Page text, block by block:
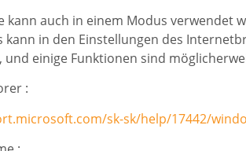
kann auch in einem Modus verwendet
kann in den Einstellungen des
und einige Funktionen sind
:
sk-sk/help/17442/